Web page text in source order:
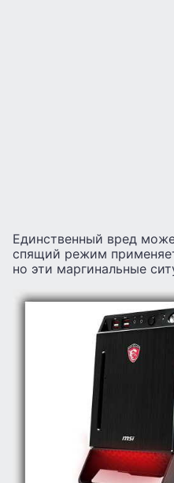
Единственный вред
спящий режим
но эти маргинальные